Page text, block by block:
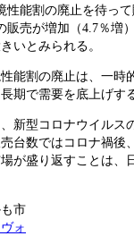
性能割の廃止を待っ
売が増加（4.7％増
いとみられる。
能割の廃止は、一時
期で需要を底上げす
新型コロナウイルス
台数ではコロナ禍後
が盛り返すことは
市
ォ